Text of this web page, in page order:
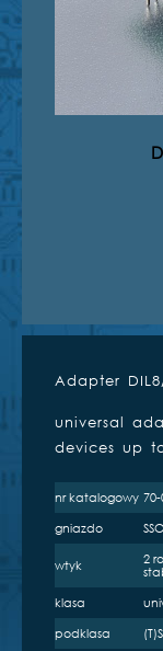
Adapter DIL8/
universal
devices up
nr katalogowy
gniazdo
wtyk 2
klasa
podklasa
inżynierskie
BeeProg2